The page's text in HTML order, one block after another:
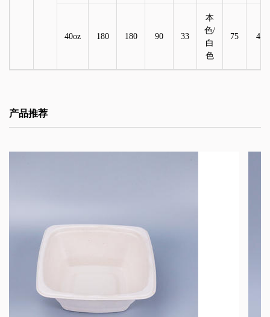
40oz 180 180 90 33
本
色/
白
色
75 4
产品推荐